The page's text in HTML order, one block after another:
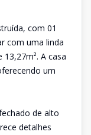
com 01
com uma linda
A casa
um
de alto
detalhes